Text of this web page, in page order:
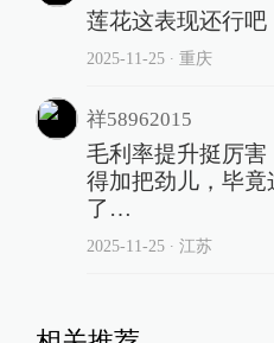
莲花这表现还行吧
2025-11-25∙ 重庆
祥58962015
毛利率提升挺厉
得加把劲儿，毕
了…
2025-11-25∙ 江苏